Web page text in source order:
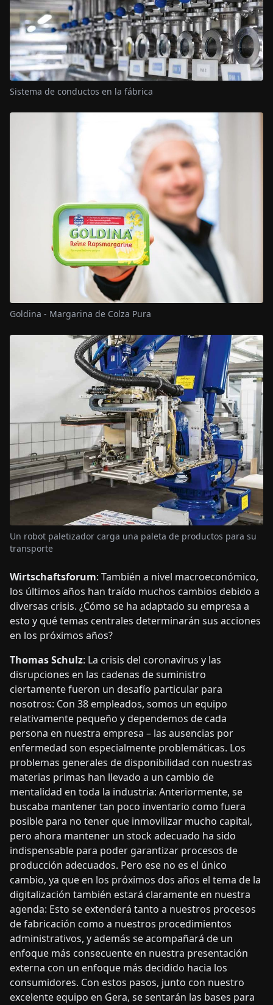
Sistema de conductos en la fábrica
Goldina - Margarina de Colza Pura
Un robot paletizador carga una paleta de productos para su
transporte
Wirtschaftsforum: También a nivel macroeconómico,
los últimos años han traído muchos cambios debido a
diversas crisis. ¿Cómo se ha adaptado su empresa a
esto y qué temas centrales determinarán sus acciones
en los próximos años?
Thomas Schulz: La crisis del coronavirus y las
disrupciones en las cadenas de suministro
ciertamente fueron un desafío particular para
nosotros: Con 38 empleados, somos un equipo
relativamente pequeño y dependemos de cada
persona en nuestra empresa – las ausencias por
enfermedad son especialmente problemáticas. Los
problemas generales de disponibilidad con nuestras
materias primas han llevado a un cambio de
mentalidad en toda la industria: Anteriormente, se
buscaba mantener tan poco inventario como fuera
posible para no tener que inmovilizar mucho capital,
pero ahora mantener un stock adecuado ha sido
indispensable para poder garantizar procesos de
producción adecuados. Pero ese no es el único
cambio, ya que en los próximos dos años el tema de la
digitalización también estará claramente en nuestra
agenda: Esto se extenderá tanto a nuestros procesos
de fabricación como a nuestros procedimientos
administrativos, y además se acompañará de un
enfoque más consecuente en nuestra presentación
externa con un enfoque más decidido hacia los
consumidores. Con estos pasos, junto con nuestro
excelente equipo en Gera, se sentarán las bases para